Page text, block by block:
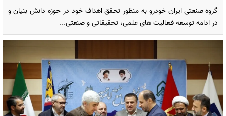
گروه صنعتی ایران خودرو به منظور تحقق اهداف خود در حوزه دانش بنیان و
در ادامه توسعه فعالیت های علمی، تحقیقاتی و صنعتی...